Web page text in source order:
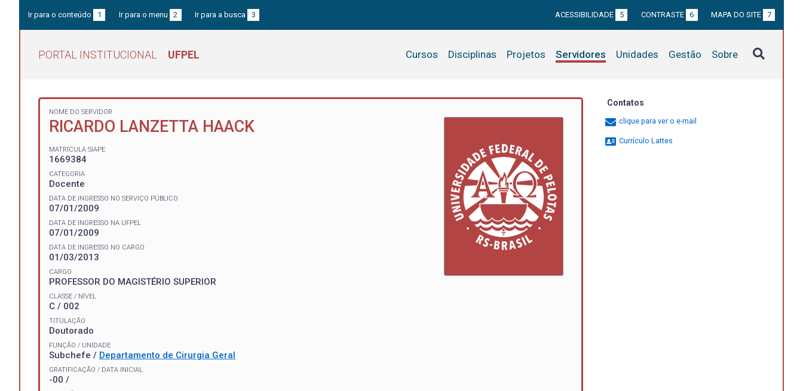
Ir para o conteúdo 1 Ir para o menu 2 Ir para a busca 3 ACESSIBILIDADE 5 CONTRASTE 6 MAPA DO SITE 7
PORTAL INSTITUCIONAL UFPEL Cursos Disciplinas Projetos Servidores Unidades Gestão Sobre
NOME DO SERVIDOR
RICARDO LANZETTA HAACK
MATRÍCULA SIAPE
1669384
CATEGORIA
Docente
DATA DE INGRESSO NO SERVIÇO PÚBLICO
07/01/2009
DATA DE INGRESSO NA UFPEL
07/01/2009
DATA DE INGRESSO NO CARGO
01/03/2013
CARGO
PROFESSOR DO MAGISTÉRIO SUPERIOR
CLASSE / NÍVEL
C / 002
TITULAÇÃO
Doutorado
FUNÇÃO / UNIDADE
Subchefe / Departamento de Cirurgia Geral
GRATIFICAÇÃO / DATA INICIAL
-00 /
Contatos
clique para ver o e-mail
Currículo Lattes